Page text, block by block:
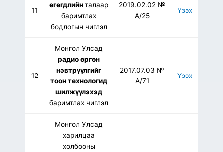
11
өгөгдлийнталаар
баримтлах
бодлогын чиглэл
2019.02.02 №
А/25
Үзэх
12
Монгол Улсад
радио өргөн
нэвтрүүлгийг
тоон технологид
шилжүүлэхэд
баримтлах чиглэл
2017.07.03 №
А/71
Үзэх
Монгол Улсад
харилцаа
холбооны